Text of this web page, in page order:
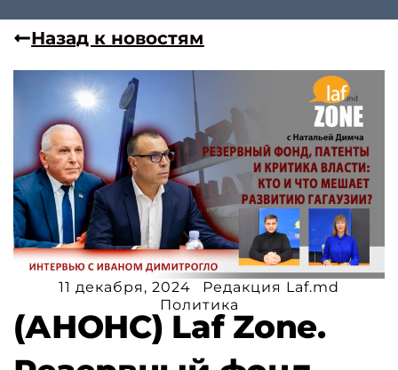
Назад к новостям
11 декабря, 2024
Редакция Laf.md
Политика
(АНОНС) Laf Zone.